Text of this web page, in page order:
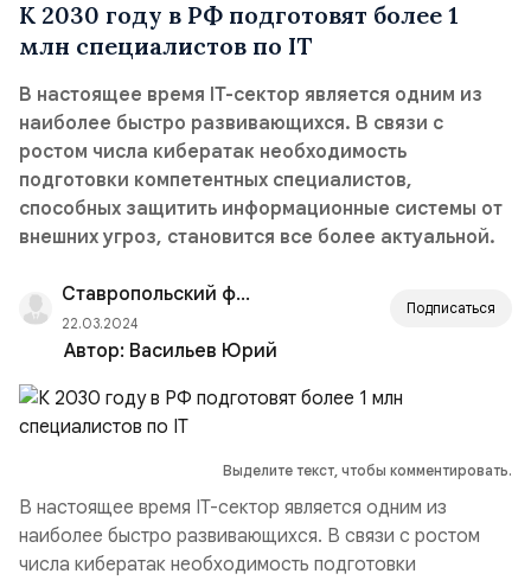
К 2030 году в РФ подготовят более 1
млн специалистов по IT
В настоящее время IT-сектор является одним из
наиболее быстро развивающихся. В связи с
ростом числа кибератак необходимость
подготовки компетентных специалистов,
способных защитить информационные системы от
внешних угроз, становится все более актуальной.
Ставропольский филиал РАНХиГС
22.03.2024
Подписаться
Автор: Васильев Юрий
Выделите текст, чтобы комментировать.
В настоящее время IT-сектор является одним из
наиболее быстро развивающихся. В связи с ростом
числа кибератак необходимость подготовки